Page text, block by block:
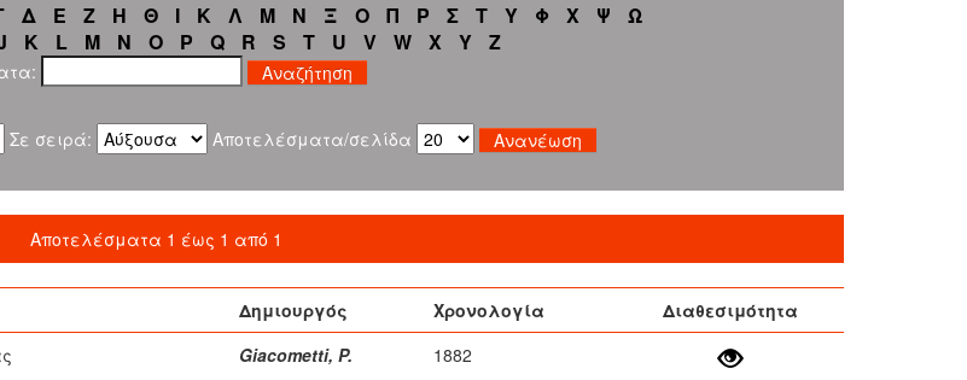
Δ Ε Ζ Η Θ Ι Κ Λ Μ Ν Ξ Ο Π Ρ Σ Τ Υ Φ Χ Ψ
Ω
K L M N O P Q R S T U V W X Y Z
Σε σειρά: Αποτελέσματα/σελίδα
Αποτελέσματα 1 έως 1 από 1
Δημιουργός Χρονολογία
Διαθεσιμότητα
Giacometti, P. 1882